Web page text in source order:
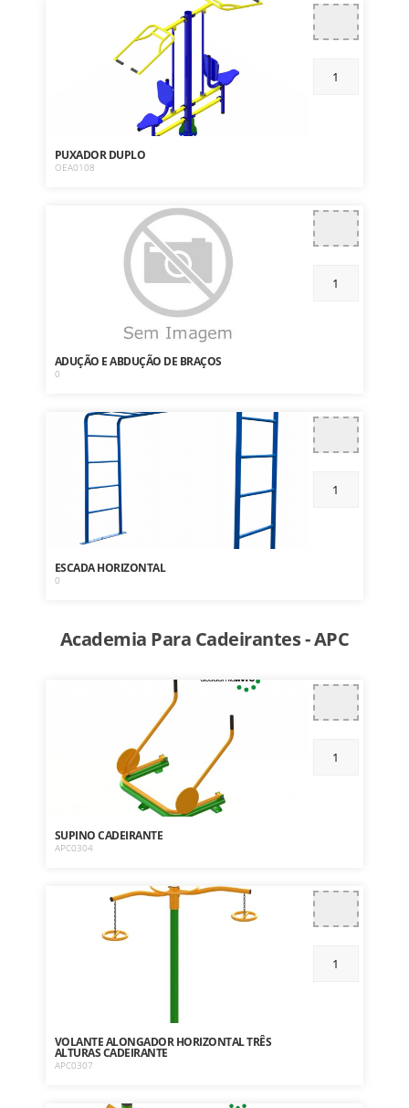
PUXADOR DUPLO
OEA0108
ADUÇÃO E ABDUÇÃO DE BRAÇOS
0
ESCADA HORIZONTAL
0
Academia Para Cadeirantes - APC
SUPINO CADEIRANTE
APC0304
VOLANTE ALONGADOR HORIZONTAL TRÊS
ALTURAS CADEIRANTE
APC0307